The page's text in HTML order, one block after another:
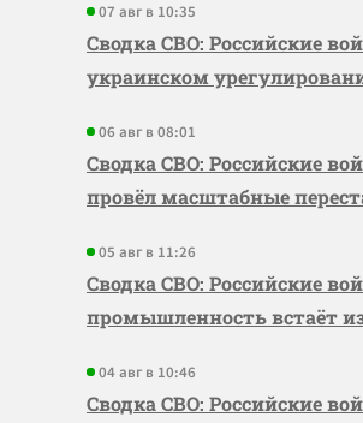
07 авг в 10:35
Сводка СВО: Российские
украинском
06 авг в 08:01
Сводка СВО: Российские
провёл масштабные
05 авг в 11:26
Сводка СВО: Российские
промышленность встаёт
04 авг в 10:46
Сводка СВО: Российские